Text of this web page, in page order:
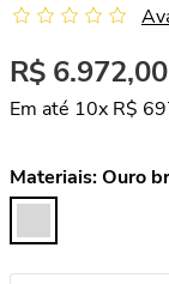
R$ 6.972,00
Em até 10x R$
Materiais:Ouro